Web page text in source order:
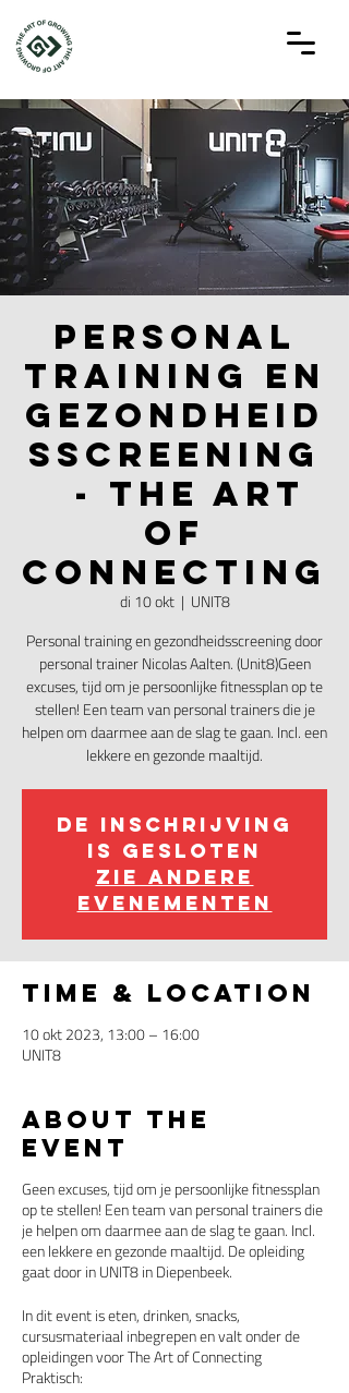
Personal
training en
gezondheid
sscreening
- The Art
of
Connecting
di 10 okt
  |
UNIT8
Personal training en gezondheidsscreening door
personal trainer Nicolas Aalten. (Unit8)Geen
excuses, tijd om je persoonlijke fitnessplan op te
stellen! Een team van personal trainers die je
helpen om daarmee aan de slag te gaan. Incl. een
De inschrijving
is gesloten
Zie andere
evenementen
Time & Location
10 okt 2023, 13:00 – 16:00
UNIT8
About the
event
Geen excuses, tijd om je persoonlijke fitnessplan
op te stellen! Een team van personal trainers die
je helpen om daarmee aan de slag te gaan. Incl.
een lekkere en gezonde maaltijd. De opleiding
gaat door in UNIT8 in Diepenbeek.
In dit event is eten, drinken, snacks,
cursusmateriaal inbegrepen en valt onder de
opleidingen voor The Art of Connecting
Praktisch: